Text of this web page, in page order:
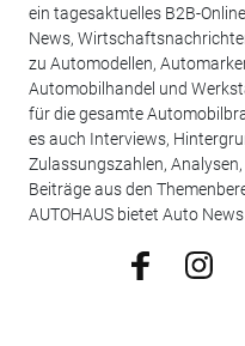
ein tagesaktuelles B2B-
News,
zu Automodellen,
Automobilhandel und
für die gesamte
es auch Interviews,
Zulassungszahlen,
Beiträge aus den
AUTOHAUS bietet Auto